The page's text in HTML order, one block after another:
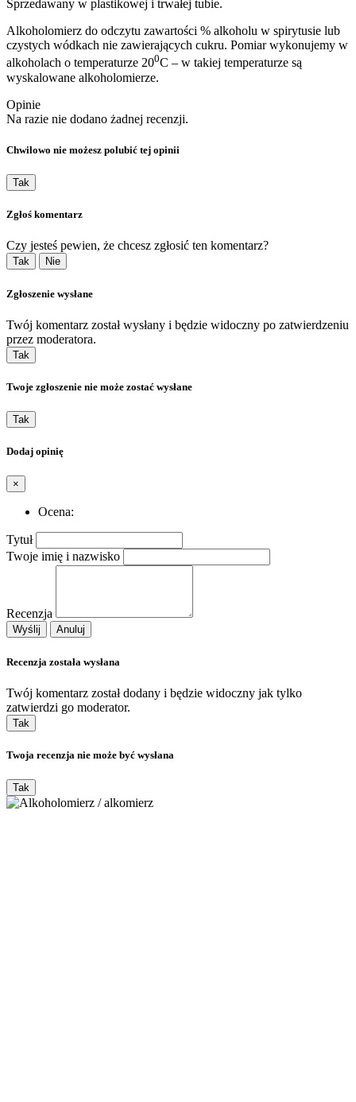
Sprzedawany w plastikowej i trwałej tubie.
Alkoholomierz do odczytu zawartości % alkoholu w spirytusie lub
czystych wódkach nie zawierających cukru. Pomiar wykonujemy w
alkoholach o temperaturze 200C – w takiej temperaturze są
wyskalowane alkoholomierze.
Opinie
Na razie nie dodano żadnej recenzji.
Chwilowo nie możesz polubić tej opinii
Tak
Zgłoś komentarz
Czy jesteś pewien, że chcesz zgłosić ten komentarz?
Tak Nie
Zgłoszenie wysłane
Twój komentarz został wysłany i będzie widoczny po zatwierdzeniu
przez moderatora.
Tak
Twoje zgłoszenie nie może zostać wysłane
Tak
Dodaj opinię
×
Ocena:
Tytuł
Twoje imię i nazwisko
Recenzja
Wyślij Anuluj
Recenzja została wysłana
Twój komentarz został dodany i będzie widoczny jak tylko
zatwierdzi go moderator.
Tak
Twoja recenzja nie może być wysłana
Tak